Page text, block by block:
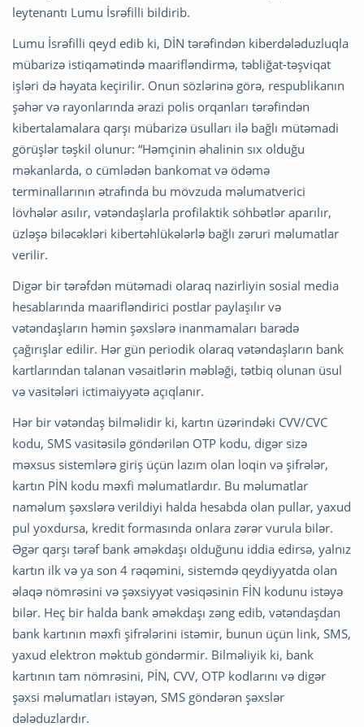
leytenantı Lumu İsrəfilli bildirib.
Lumu İsrəfilli qeyd edib ki, DİN tərəfindən kiberdələduzluqla
mübarizə istiqamətində maarifləndirmə, təbliğat-təşviqat
işləri də həyata keçirilir. Onun sözlərinə görə, respublikanın
şəhər və rayonlarında ərazi polis orqanları tərəfindən
kibertalamalara qarşı mübarizə üsulları ilə bağlı mütəmadi
görüşlər təşkil olunur: “Həmçinin əhalinin sıx olduğu
məkanlarda, o cümlədən bankomat və ödəmə
terminallarının ətrafında bu mövzuda məlumatverici
lövhələr asılır, vətəndaşlarla profilaktik söhbətlər aparılır,
üzləşə biləcəkləri kibertəhlükələrlə bağlı zəruri məlumatlar
verilir.
Digər bir tərəfdən mütəmadi olaraq nazirliyin sosial media
hesablarında maarifləndirici postlar paylaşılır və
vətəndaşların həmin şəxslərə inanmamaları barədə
çağırışlar edilir. Hər gün periodik olaraq vətəndaşların bank
kartlarından talanan vəsaitlərin məbləği, tətbiq olunan üsul
və vasitələri ictimaiyyətə açıqlanır.
Hər bir vətəndaş bilməlidir ki, kartın üzərindəki CVV/CVC
kodu, SMS vasitəsilə göndərilən OTP kodu, digər sizə
məxsus sistemlərə giriş üçün lazım olan loqin və şifrələr,
kartın PİN kodu məxfi məlumatlardır. Bu məlumatlar
naməlum şəxslərə verildiyi halda hesabda olan pullar, yaxud
pul yoxdursa, kredit formasında onlara zərər vurula bilər.
Əgər qarşı tərəf bank əməkdaşı olduğunu iddia edirsə, yalnız
kartın ilk və ya son 4 rəqəmini, sistemdə qeydiyyatda olan
əlaqə nömrəsini və şəxsiyyət vəsiqəsinin FİN kodunu istəyə
bilər. Heç bir halda bank əməkdaşı zəng edib, vətəndaşdan
bank kartının məxfi şifrələrini istəmir, bunun üçün link, SMS,
yaxud elektron məktub göndərmir. Bilməliyik ki, bank
kartının tam nömrəsini, PİN, CVV, OTP kodlarını və digər
şəxsi məlumatları istəyən, SMS göndərən şəxslər
dələduzlardır.